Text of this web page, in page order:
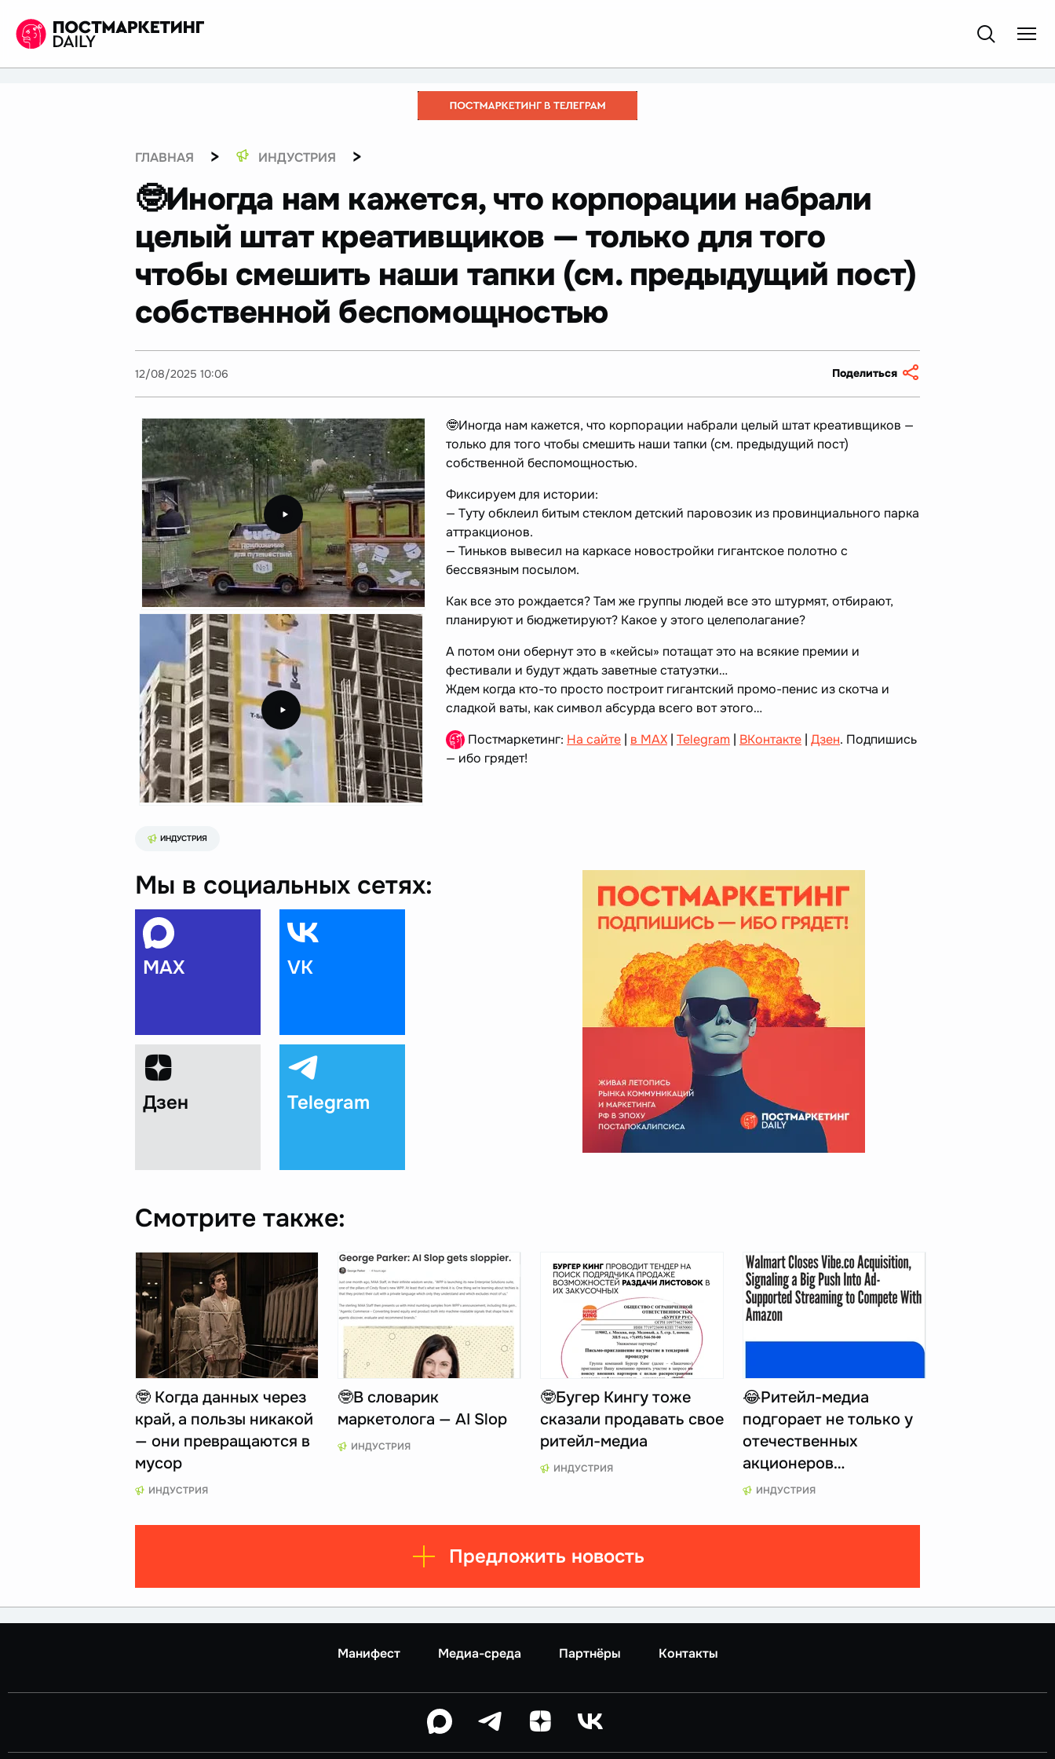
ГЛАВНАЯ > ИНДУСТРИЯ >
🤓Иногда нам кажется, что корпорации набрали
целый штат креативщиков — только для того
чтобы смешить наши тапки (см. предыдущий пост)
собственной беспомощностью
12/08/2025 10:06 Поделиться
🤓Иногда нам кажется, что корпорации набрали целый штат креативщиков —
только для того чтобы смешить наши тапки (см. предыдущий пост)
собственной беспомощностью.
Фиксируем для истории:
— Туту обклеил битым стеклом детский паровозик из провинциального парка
аттракционов.
— Тиньков вывесил на каркасе новостройки гигантское полотно с
бессвязным посылом.
Как все это рождается? Там же группы людей все это штурмят, отбирают,
планируют и бюджетируют? Какое у этого целеполагание?
А потом они обернут это в «кейсы» потащат это на всякие премии и
фестивали и будут ждать заветные статуэтки…
Ждем когда кто-то просто построит гигантский промо-пенис из скотча и
сладкой ваты, как символ абсурда всего вот этого…
Постмаркетинг: На сайте | в MAX | Telegram | ВКонтакте | Дзен. Подпишись
— ибо грядет!
ИНДУСТРИЯ
Мы в социальных сетях:
MAX VK
Дзен Telegram
Смотрите также:
🤓 Когда данных через
край, а пользы никакой
— они превращаются в
мусор
ИНДУСТРИЯ
🤓В словарик
маркетолога — AI Slop
ИНДУСТРИЯ
🤓Бугер Кингу тоже
сказали продавать свое
ритейл-медиа
ИНДУСТРИЯ
😂Ритейл-медиа
подгорает не только у
отечественных
акционеров…
ИНДУСТРИЯ
Предложить новость
Манифест Медиа-среда Партнёры Контакты